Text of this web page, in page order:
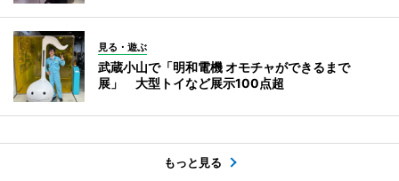
見る・遊ぶ
武蔵小山で「明和電機 オモチャができるまで
展」 大型トイなど展示100点超
もっと見る